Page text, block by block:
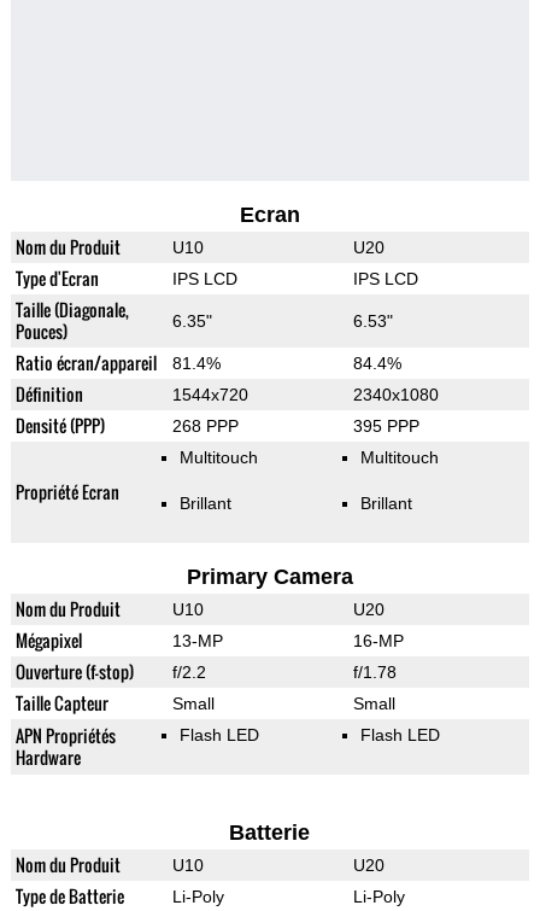
Ecran
Nom du Produit U10 U20
Type d'Ecran IPS LCD IPS LCD
Taille (Diagonale,
Pouces)
6.35" 6.53"
Ratio écran/appareil 81.4% 84.4%
Définition 1544x720 2340x1080
Densité (PPP) 268 PPP 395 PPP
Propriété Ecran
Multitouch
Brillant
Multitouch
Brillant
Primary Camera
Nom du Produit U10 U20
Mégapixel 13-MP 16-MP
Ouverture (f-stop) f/2.2 f/1.78
Taille Capteur Small Small
APN Propriétés
Hardware
Flash LED Flash LED
Batterie
Nom du Produit U10 U20
Type de Batterie Li-Poly Li-Poly